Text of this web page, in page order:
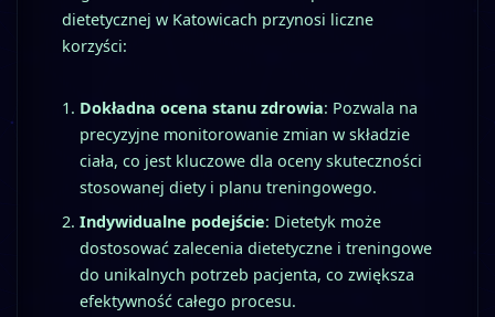
dietetycznej w Katowicach przynosi liczne
korzyści:
Dokładna ocena stanu zdrowia: Pozwala na
precyzyjne monitorowanie zmian w składzie
ciała, co jest kluczowe dla oceny skuteczności
stosowanej diety i planu treningowego.
Indywidualne podejście: Dietetyk może
dostosować zalecenia dietetyczne i treningowe
do unikalnych potrzeb pacjenta, co zwiększa
efektywność całego procesu.